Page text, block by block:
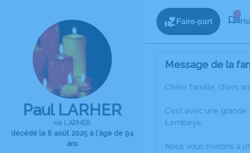
Paul LARHER
né LARHER
décédé le 8 août 2025 à l'âge de 94
ans
Faire-part
1
Message de la
Chère famille, chers
C’est avec une
Lembeye.
Nous vous invitons à